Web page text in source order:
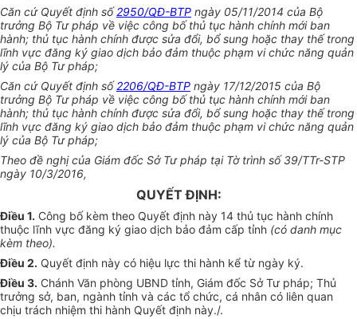
Căn cứ Quyết định số2950/QĐ-BTP ngày 05/11/2014 của Bộ
trưởng Bộ Tư pháp về việc công bố thủ tục hành chính mới ban
hành; thủ tục hành chính được sửa đổi, bổ sung hoặc thay thế trong
lĩnh vực đăng ký giao dịch bảo đảm thuộc phạm vi chức năng quản
lý của Bộ Tư pháp;
Căn cứ Quyết định số2206/QĐ-BTP ngày 17/12/2015 của Bộ
trưởng Bộ Tư pháp về việc công bố thủ tục hành chính mới ban
hành; thủ tục hành chính được sửa đổi, bổ sung hoặc thay thế trong
lĩnh vực đăng ký giao dịch bảo đảm thuộc phạm vi chức năng quản
lý của Bộ Tư pháp;
Theo đề nghị của Giám đốc Sở Tư pháp tại Tờ trình số 39/TTr-STP
ngày 10/3/2016,
QUYẾT ĐỊNH:
Điều 1. Công bố kèm theo Quyết định này 14 thủ tục hành chính
thuộc lĩnh vực đăng ký giao dịch bảo đảm cấp tỉnh (có danh mục
kèm theo).
Điều 2. Quyết định này có hiệu lực thi hành kể từ ngày ký.
Điều 3. Chánh Văn phòng UBND tỉnh, Giám đốc Sở Tư pháp; Thủ
trưởng sở, ban, ngành tỉnh và các tổ chức, cá nhân có liên quan
chịu trách nhiệm thi hành Quyết định này./.